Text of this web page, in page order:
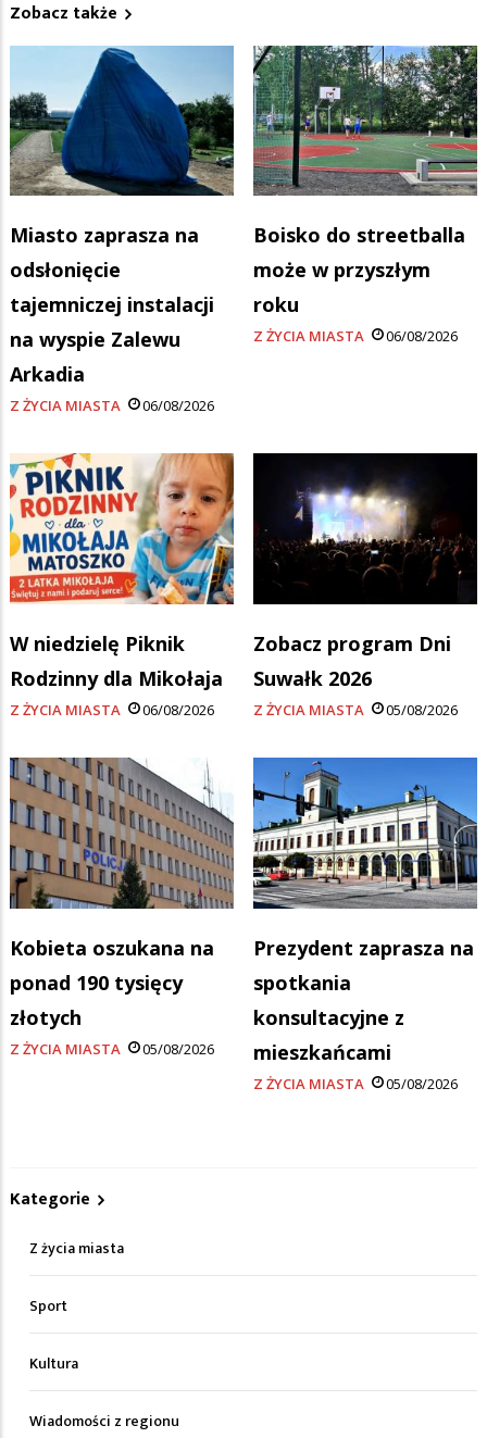
Zobacz także
Miasto zaprasza na
odsłonięcie
tajemniczej instalacji
na wyspie Zalewu
Arkadia
Z ŻYCIA MIASTA 06/08/2026
Boisko do streetballa
może w przyszłym
roku
Z ŻYCIA MIASTA 06/08/2026
W niedzielę Piknik
Rodzinny dla Mikołaja
Z ŻYCIA MIASTA 06/08/2026
Zobacz program Dni
Suwałk 2026
Z ŻYCIA MIASTA 05/08/2026
Kobieta oszukana na
ponad 190 tysięcy
złotych
Z ŻYCIA MIASTA 05/08/2026
Prezydent zaprasza na
spotkania
konsultacyjne z
mieszkańcami
Z ŻYCIA MIASTA 05/08/2026
Kategorie
Z życia miasta
Sport
Kultura
Wiadomości z regionu